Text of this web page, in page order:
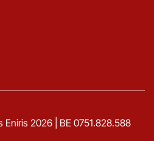
2026 | BE 0751.828.588